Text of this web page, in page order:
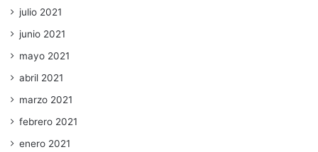
julio 2021
junio 2021
mayo 2021
abril 2021
marzo 2021
febrero 2021
enero 2021